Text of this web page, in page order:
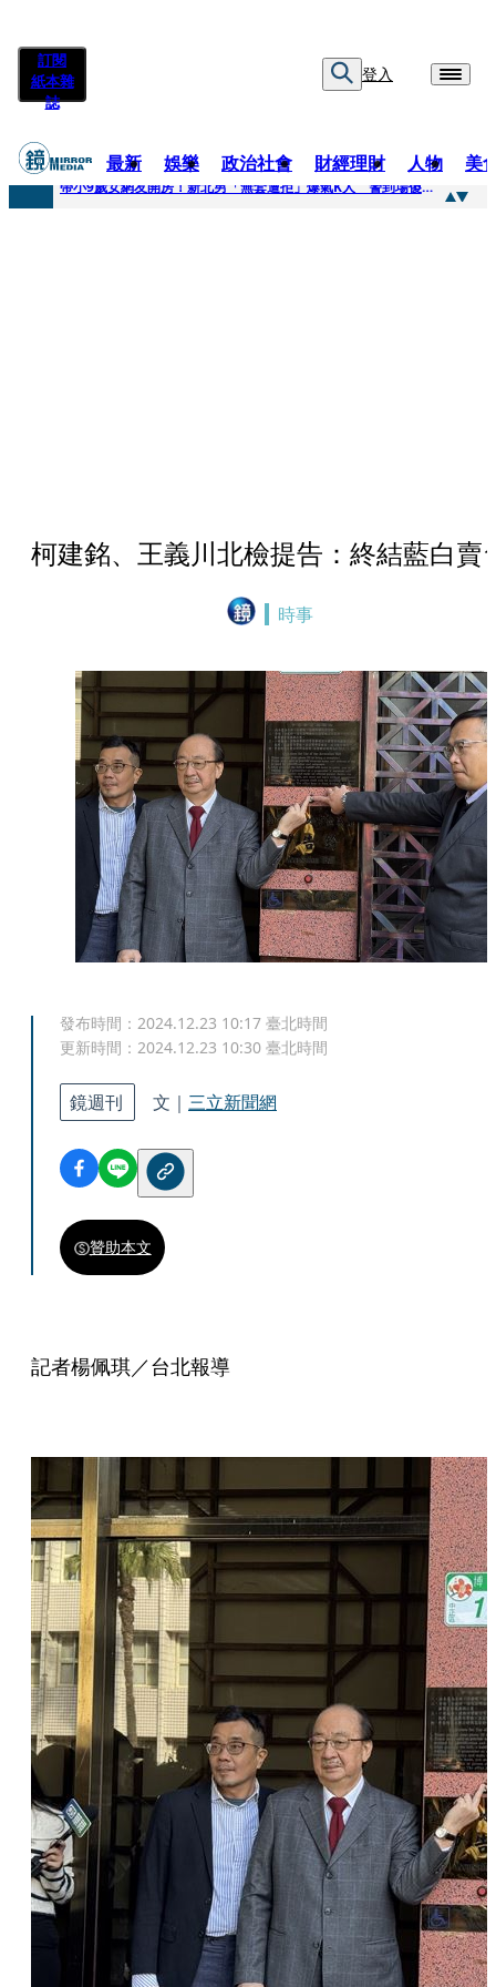
訂閱
紙本雜
誌
登入
最新 娛樂 政治社會 財經理財 人物 美
快訊
帶小9歲女網友開房！新北男「無套遭拒」爆氣K人 警到場傻眼搜到手銬、改造槍
柯建銘、王義川北檢提告：終結藍白賣
時事
發布時間： 2024.12.23 10:17 臺北時間
更新時間： 2024.12.23 10:30 臺北時間
鏡週刊 文｜ 三立新聞網
贊助本文
記者楊佩琪／台北報導